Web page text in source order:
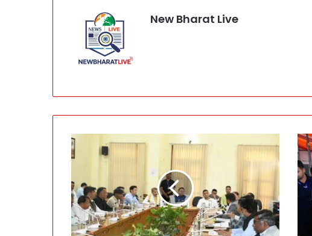
New Bharat Live